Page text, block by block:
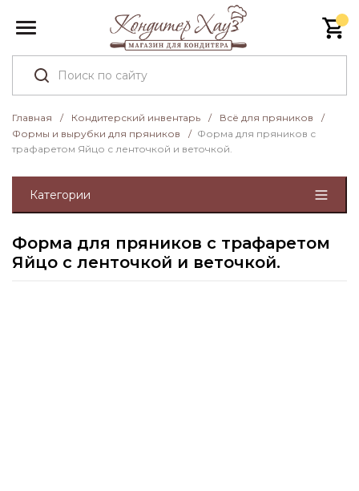
Главная / Кондитерский инвентарь / Всё для пряников
/
Формы и вырубки для пряников
/ Форма для пряников с
трафаретом Яйцо с ленточкой и веточкой.
Категории
Форма для пряников с трафаретом
Яйцо с ленточкой и веточкой.